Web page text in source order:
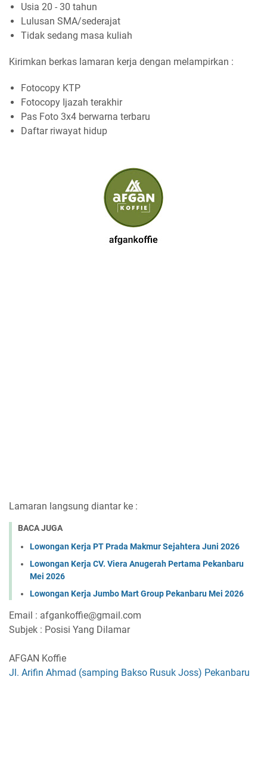
Usia 20 - 30 tahun
Lulusan SMA/sederajat
Tidak sedang masa kuliah
Kirimkan berkas lamaran kerja dengan melampirkan :
Fotocopy KTP
Fotocopy Ijazah terakhir
Pas Foto 3x4 berwarna terbaru
Daftar riwayat hidup
Lamaran langsung diantar ke :
BACA JUGA
Lowongan Kerja PT Prada Makmur Sejahtera Juni 2026
Lowongan Kerja CV. Viera Anugerah Pertama Pekanbaru
Mei 2026
Lowongan Kerja Jumbo Mart Group Pekanbaru Mei 2026
Email : afgankoffie@gmail.com
Subjek : Posisi Yang Dilamar
AFGAN Koffie
Jl. Arifin Ahmad (samping Bakso Rusuk Joss) Pekanbaru